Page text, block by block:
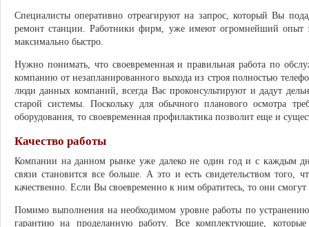
Специалисты оперативно отреагируют на запрос, который Вы
ремонт станции. Работники фирм, уже имеют огромнейший опыт
максимально быстро.
Нужно понимать, что своевременная и правильная работа по
компанию от незапланированного выхода из строя полностью
люди данных компаний, всегда Вас проконсультируют и дадут
старой системы. Поскольку для обычного планового осмотра
оборудования, то своевременная профилактика позволит еще и
Качество работы
Компании на данном рынке уже далеко не один год и с каждым
связи становится все больше. А это и есть свидетельством того,
качественно. Если Вы своевременно к ним обратитесь, то они
Помимо выполнения на необходимом уровне работы по
гарантию на проделанную работу. Все комплектующие,